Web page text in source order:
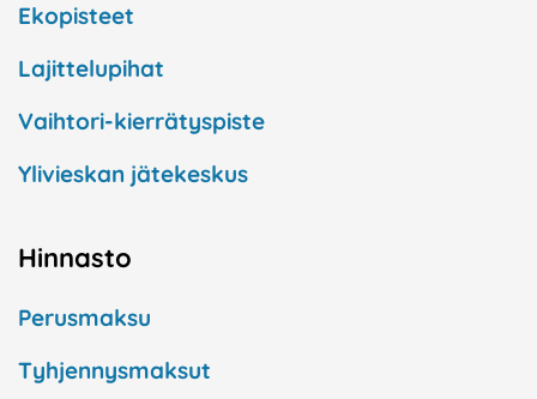
Ekopisteet
Lajittelupihat
Vaihtori-kierrätyspiste
Ylivieskan jätekeskus
Hinnasto
Perusmaksu
Tyhjennysmaksut